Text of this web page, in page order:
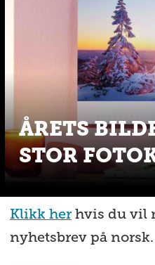
ÅRETS
STOR
Klikk herhvis du vil
nyhetsbrev på norsk.